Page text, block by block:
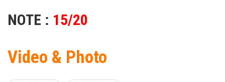
NOTE : 15/20
Video & Photo